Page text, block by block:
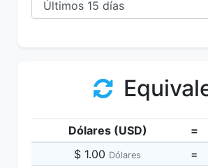
Dólares (USD) =
$ 1.00 Dólares =